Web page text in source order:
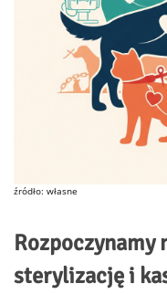
źródło: własne
Rozpoczynamy
sterylizację i